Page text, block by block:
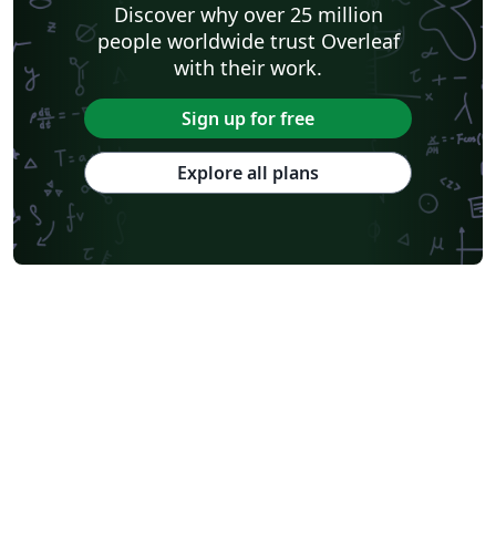
Discover why over 25 million
people worldwide trust Overleaf
with their work.
Sign up for free
Explore all plans